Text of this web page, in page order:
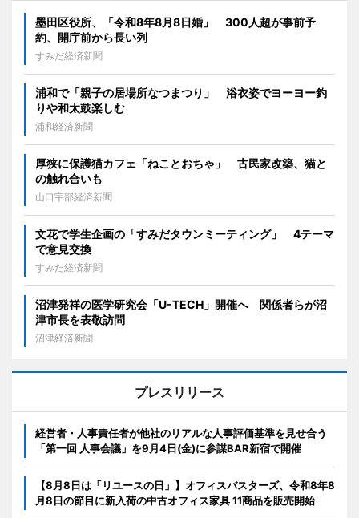
墨田区役所、「令和8年8月8日婚」 300人超が事前予
約、開庁前から長い列
すみだ経済新聞
浦和で「親子の居場所なつまつり」 浴衣姿でヨーヨー釣
りや和太鼓楽しむ
浦和経済新聞
厚狭に保護猫カフェ「ねことおちゃ」 古民家改築、猫と
の触れ合いも
山口宇部経済新聞
文花で学生企画の「すみだタウンミーティング」 4テーマ
で意見交換
すみだ経済新聞
沼津発祥の医学研究会「U-TECH」開催へ 関係者らが沼
津市長を表敬訪問
沼津経済新聞
プレスリリース
経営者・人事責任者が他社のリアルな人事評価基準を見せ合う
「第一回 人事会議」を9月4日(金)に参謀BAR新宿で開催
【8月8日は「リユースの日」】オフィスバスターズ、令和8年8
月8日の節目に新入荷の中古オフィス家具 11商品を販売開始